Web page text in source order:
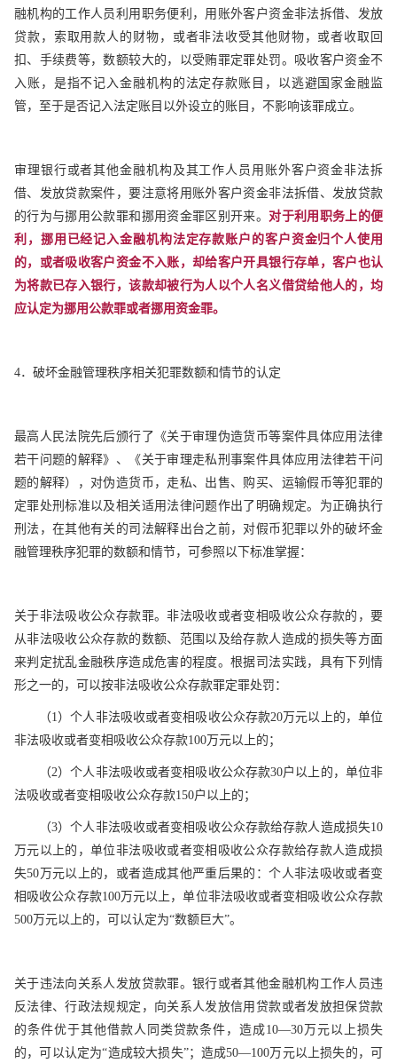
融机构的工作人员利用职务便利，用账外客户资金非法拆借、发放
贷款，索取用款人的财物，或者非法收受其他财物，或者收取回
扣、手续费等，数额较大的，以受贿罪定罪处罚。吸收客户资金不
入账，是指不记入金融机构的法定存款账目，以逃避国家金融监
管，至于是否记入法定账目以外设立的账目，不影响该罪成立。
审理银行或者其他金融机构及其工作人员用账外客户资金非法拆
借、发放贷款案件，要注意将用账外客户资金非法拆借、发放贷款
的行为与挪用公款罪和挪用资金罪区别开来。 对于利用职务上的便
利，挪用已经记入金融机构法定存款账户的客户资金归个人使用
的，或者吸收客户资金不入账，却给客户开具银行存单，客户也认
为将款已存入银行，该款却被行为人以个人名义借贷给他人的，均
应认定为挪用公款罪或者挪用资金罪。
4．破坏金融管理秩序相关犯罪数额和情节的认定
最高人民法院先后颁行了《关于审理伪造货币等案件具体应用法律
若干问题的解释》、《关于审理走私刑事案件具体应用法律若干问
题的解释），对伪造货币，走私、出售、购买、运输假币等犯罪的
定罪处刑标准以及相关适用法律问题作出了明确规定。为正确执行
刑法，在其他有关的司法解释出台之前，对假币犯罪以外的破坏金
融管理秩序犯罪的数额和情节，可参照以下标准掌握：
关于非法吸收公众存款罪。非法吸收或者变相吸收公众存款的，要
从非法吸收公众存款的数额、范围以及给存款人造成的损失等方面
来判定扰乱金融秩序造成危害的程度。根据司法实践，具有下列情
形之一的，可以按非法吸收公众存款罪定罪处罚：
（1）个人非法吸收或者变相吸收公众存款20万元以上的，单位
非法吸收或者变相吸收公众存款100万元以上的；
（2）个人非法吸收或者变相吸收公众存款30户以上的，单位非
法吸收或者变相吸收公众存款150户以上的；
（3）个人非法吸收或者变相吸收公众存款给存款人造成损失10
万元以上的，单位非法吸收或者变相吸收公众存款给存款人造成损
失50万元以上的，或者造成其他严重后果的：个人非法吸收或者变
相吸收公众存款100万元以上，单位非法吸收或者变相吸收公众存款
500万元以上的，可以认定为“数额巨大”。
关于违法向关系人发放贷款罪。银行或者其他金融机构工作人员违
反法律、行政法规规定，向关系人发放信用贷款或者发放担保贷款
的条件优于其他借款人同类贷款条件，造成10—30万元以上损失
的，可以认定为“造成较大损失”；造成50—100万元以上损失的，可